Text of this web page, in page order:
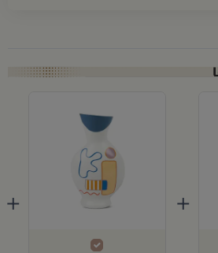
+
+